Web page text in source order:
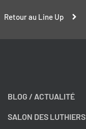
Retour au Line Up
BLOG / ACTUALITÉ
SALON DES LUTHIERS